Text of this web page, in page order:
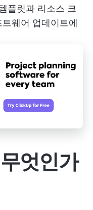
플릿과 리소스 크
웨어 업데이트에
엇인가